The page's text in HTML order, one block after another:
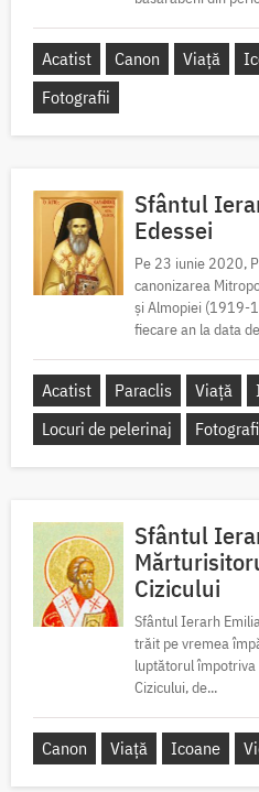
Acatist Canon Viață
Fotografii
Sfântul
Edessei
Pe 23 iunie 2020,
canonizarea
și Almopiei (1919-
fiecare an la data
Acatist Paraclis Viață
Locuri de pelerinaj
Sfântul
Cizicului
Sfântul Ierarh
trăit pe vremea
luptătorul împotriva
Cizicului, de...
Canon Viață Icoane